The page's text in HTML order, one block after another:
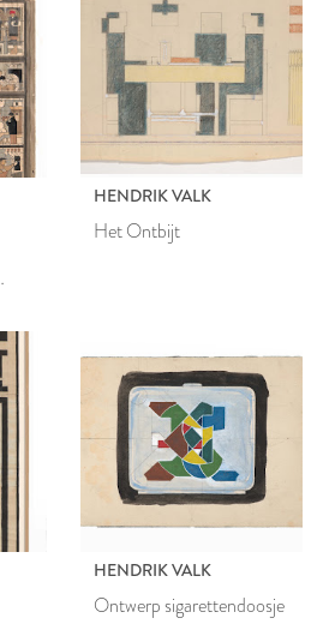
HENDRIK VALK
Het Ontbijt
HENDRIK VALK
Ontwerp sigarettendoosje